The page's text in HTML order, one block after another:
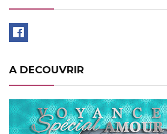
A DECOUVRIR